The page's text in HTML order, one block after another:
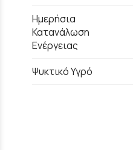
Ημερήσια
Κατανάλωση
Ενέργειας
Ψυκτικό Υγρό